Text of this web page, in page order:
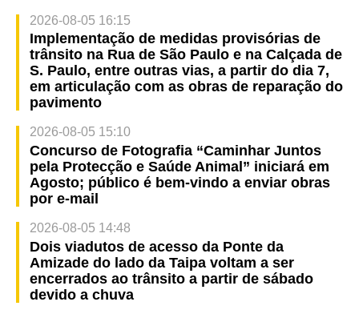
2026-08-05 16:15
Implementação de medidas provisórias de
trânsito na Rua de São Paulo e na Calçada de
S. Paulo, entre outras vias, a partir do dia 7,
em articulação com as obras de reparação do
pavimento
2026-08-05 15:10
Concurso de Fotografia “Caminhar Juntos
pela Protecção e Saúde Animal” iniciará em
Agosto; público é bem-vindo a enviar obras
por e-mail
2026-08-05 14:48
Dois viadutos de acesso da Ponte da
Amizade do lado da Taipa voltam a ser
encerrados ao trânsito a partir de sábado
devido a chuva